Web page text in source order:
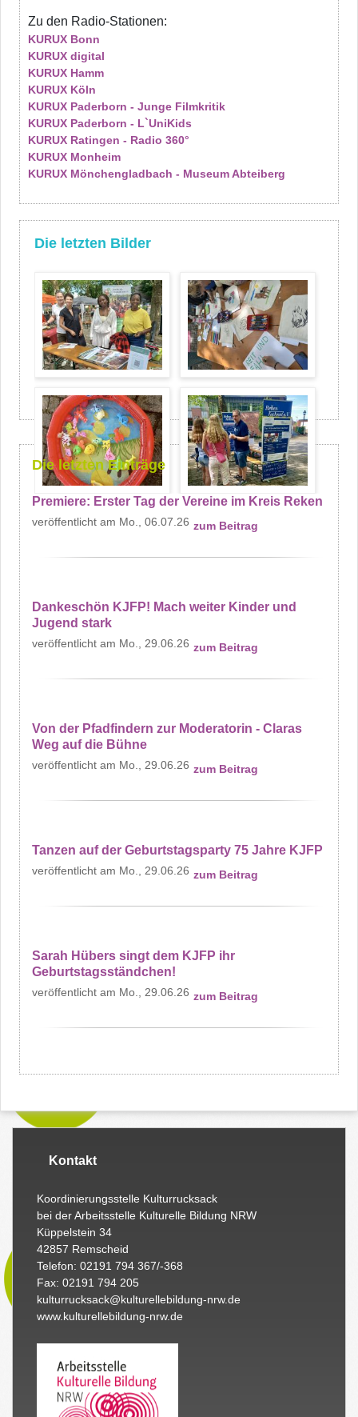
Zu den Radio-Stationen:
KURUX Bonn
KURUX digital
KURUX Hamm
KURUX Köln
KURUX Paderborn - Junge Filmkritik
KURUX Paderborn - L`UniKids
KURUX Ratingen - Radio 360°
KURUX Monheim
KURUX Mönchengladbach - Museum Abteiberg
Die letzten Bilder
Die letzten Einträge
Premiere: Erster Tag der Vereine im Kreis Reken
Mo., 06.07.26 zum Beitrag
Dankeschön KJFP! Mach weiter Kinder und
Jugend stark
Mo., 29.06.26 zum Beitrag
Von der Pfadfindern zur Moderatorin - Claras
Weg auf die Bühne
Mo., 29.06.26 zum Beitrag
Tanzen auf der Geburtstagsparty 75 Jahre KJFP
Mo., 29.06.26 zum Beitrag
Sarah Hübers singt dem KJFP ihr
Geburtstagsständchen!
Mo., 29.06.26 zum Beitrag
Kontakt
Koordinierungsstelle Kulturrucksack
bei der Arbeitsstelle Kulturelle Bildung NRW
Küppelstein 34
42857 Remscheid
Telefon: 02191 794 367/-368
Fax: 02191 794 205
kulturrucksack@kulturellebildung-nrw.de
www.kulturellebildung-nrw.de